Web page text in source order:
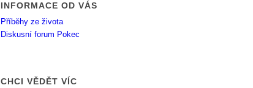
INFORMACE OD VÁS
Příběhy ze života
Diskusní forum Pokec
CHCI VĚDĚT VÍC